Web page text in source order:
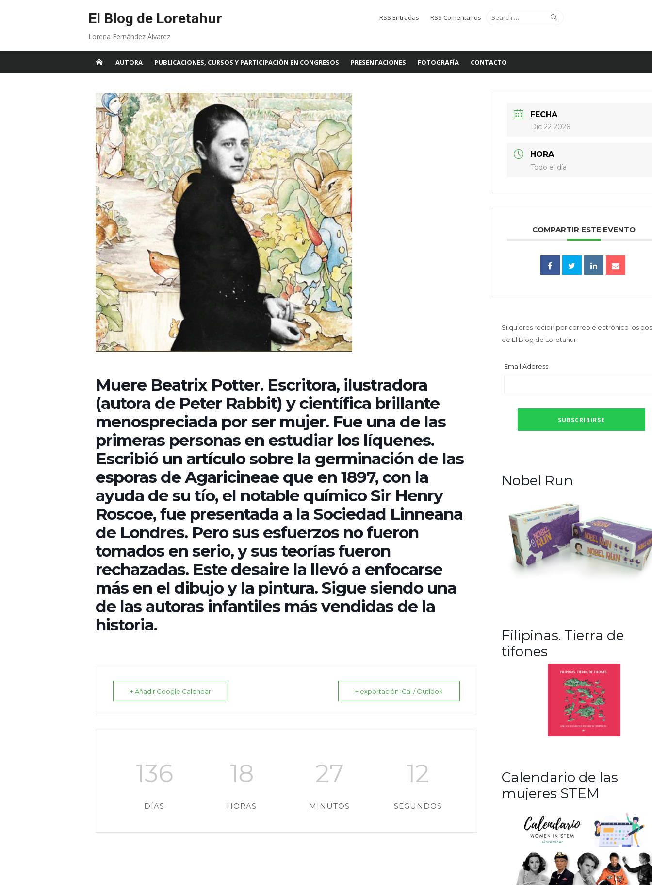
El Blog de Loretahur
Lorena Fernández Álvarez
Search
for:
RSS Entradas RSS Comentarios
AUTORA PUBLICACIONES, CURSOS Y PARTICIPACIÓN EN CONGRESOS PRESENTACIONES FOTOGRAFÍA CONTACTO
Muere Beatrix Potter. Escritora, ilustradora
(autora de Peter Rabbit) y científica brillante
menospreciada por ser mujer. Fue una de las
primeras personas en estudiar los líquenes.
Escribió un artículo sobre la germinación de las
esporas de Agaricineae que en 1897, con la
ayuda de su tío, el notable químico Sir Henry
Roscoe, fue presentada a la Sociedad Linneana
de Londres. Pero sus esfuerzos no fueron
tomados en serio, y sus teorías fueron
rechazadas. Este desaire la llevó a enfocarse
más en el dibujo y la pintura. Sigue siendo una
de las autoras infantiles más vendidas de la
historia.
+ Añadir Google Calendar + exportación iCal / Outlook
136
DÍAS
18
HORAS
27
MINUTOS
11
SEGUNDOS
FECHA
Dic 22 2026
HORA
Todo el día
COMPARTIR ESTE EVENTO
Si quieres recibir por correo electrónico los
de El Blog de Loretahur:
Email Address
Nobel Run
Filipinas. Tierra de
tifones
Calendario de las
mujeres STEM